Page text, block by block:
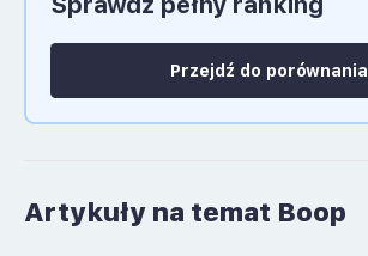
Przejdź do porównania
Artykuły na temat Boop